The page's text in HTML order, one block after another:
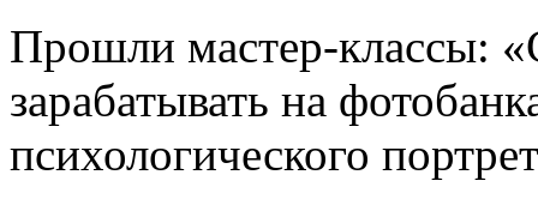
Прошли мастер-классы:
зарабатывать на
психологического